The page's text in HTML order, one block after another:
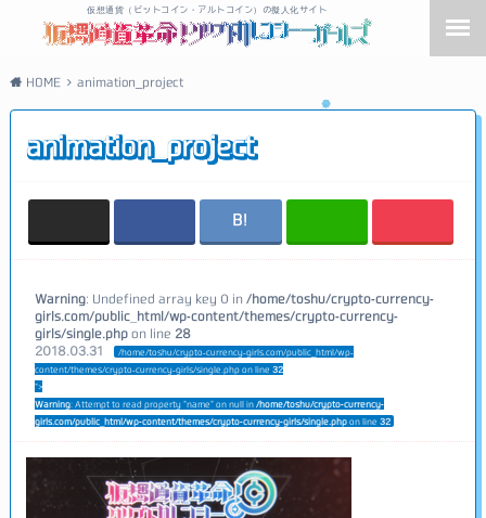
仮想通貨（ビットコイン・アルトコイン）の擬人化サイト
HOME animation_project
animation_project
Warning: Undefined array key 0 in /home/toshu/crypto-currency-
girls.com/public_html/wp-content/themes/crypto-currency-
girls/single.php on line 28
2018.03.31
/home/toshu/crypto-currency-girls.com/public_html/wp-
content/themes/crypto-currency-girls/single.php on line32
">
Warning: Attempt to read property "name" on null in /home/toshu/crypto-currency-
girls.com/public_html/wp-content/themes/crypto-currency-girls/single.php on line32